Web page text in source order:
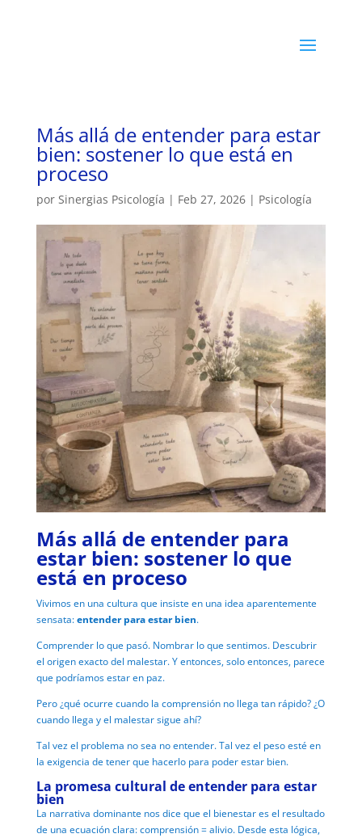
Más allá de entender para estar
bien: sostener lo que está en
proceso
por Sinergias Psicología | Feb 27, 2026| Psicología
Más allá de entender para
estar bien: sostener lo que
está en proceso
Vivimos en una cultura que insiste en una idea aparentemente
sensata:entender para estar bien.
Comprender lo que pasó. Nombrar lo que sentimos. Descubrir
el origen exacto del malestar.Y entonces, solo entonces, parece
que podríamos estar en paz.
Pero ¿qué ocurre cuando la comprensión no llega tan rápido?¿O
cuando llega y el malestar sigue ahí?
Tal vez el problema no sea no entender.Tal vez el peso esté en
la exigencia de tener que hacerlo para poder estar bien.
La promesa cultural de entender para estar
bien
La narrativa dominante nos dice que el bienestar es el resultado
de una ecuación clara:comprensión = alivio. Desde esta lógica,